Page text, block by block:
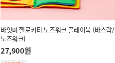
바잇미 헬로키티 노즈워크 플레이북 (바스락/
노즈워크)
27,900원